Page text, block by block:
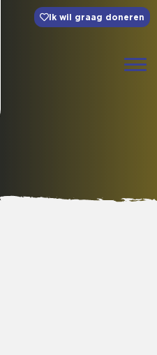
Ik wil graag doneren